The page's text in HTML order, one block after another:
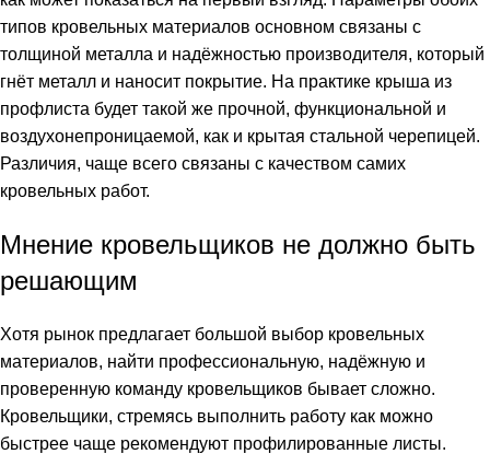
типов кровельных материалов основном связаны с
толщиной металла и надёжностью производителя, который
гнёт металл и наносит покрытие. На практике крыша из
профлиста будет такой же прочной, функциональной и
воздухонепроницаемой, как и крытая стальной черепицей.
Различия, чаще всего связаны с качеством самих
кровельных работ.
Мнение кровельщиков не должно быть
решающим
Хотя рынок предлагает большой выбор кровельных
материалов, найти профессиональную, надёжную и
проверенную команду кровельщиков бывает сложно.
Кровельщики, стремясь выполнить работу как можно
быстрее чаще рекомендуют профилированные листы.